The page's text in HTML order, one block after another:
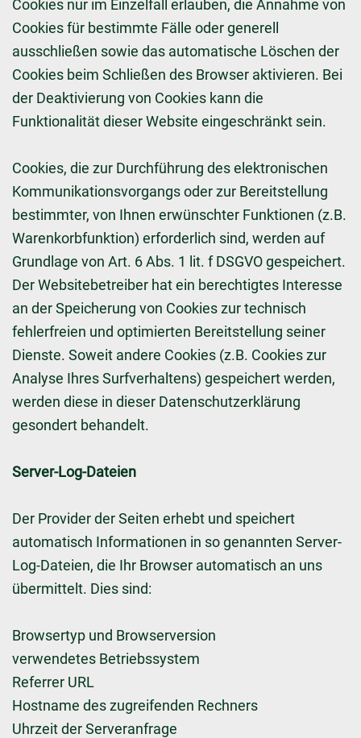
Cookies nur im Einzelfall erlauben, die Annahme von
Cookies für bestimmte Fälle oder generell
ausschließen sowie das automatische Löschen der
Cookies beim Schließen des Browser aktivieren. Bei
der Deaktivierung von Cookies kann die
Funktionalität dieser Website eingeschränkt sein.
Cookies, die zur Durchführung des elektronischen
Kommunikationsvorgangs oder zur Bereitstellung
bestimmter, von Ihnen erwünschter Funktionen (z.B.
Warenkorbfunktion) erforderlich sind, werden auf
Grundlage von Art. 6 Abs. 1 lit. f DSGVO gespeichert.
Der Websitebetreiber hat ein berechtigtes Interesse
an der Speicherung von Cookies zur technisch
fehlerfreien und optimierten Bereitstellung seiner
Dienste. Soweit andere Cookies (z.B. Cookies zur
Analyse Ihres Surfverhaltens) gespeichert werden,
werden diese in dieser Datenschutzerklärung
gesondert behandelt.
Server-Log-Dateien
Der Provider der Seiten erhebt und speichert
automatisch Informationen in so genannten Server-
Log-Dateien, die Ihr Browser automatisch an uns
übermittelt. Dies sind:
Browsertyp und Browserversion
verwendetes Betriebssystem
Referrer URL
Hostname des zugreifenden Rechners
Uhrzeit der Serveranfrage